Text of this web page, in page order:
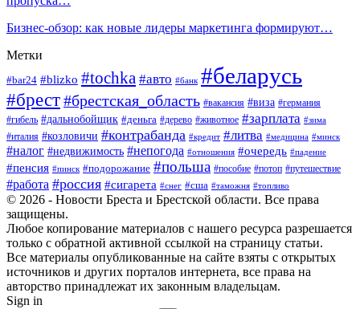
Бизнес-обзор: как новые лидеры маркетинга формируют…
Метки
#bar24 #blizko #tochka #авто #банк #беларусь
#брест#брестская_область #вакансия #виза #германия
#гибель #дальнобойщик #деньга #дерево #животное #зарплата #зима
#италия #козловичи #контрабанда #кредит #литва #медицина #минск
#налог #недвижимость #непогода #отношения #очередь #падение
#пенсия #пинск #подорожание #польша #пособие #потоп #путешествие
#работа #россия #сигарета #снег #сша #таможня #топливо
© 2026 - Новости Бреста и Брестской области. Все права
защищены.
Любое копирование материалов с нашего ресурса разрешается
только с обратной активной ссылкой на страницу статьи.
Все материалы опубликованные на сайте взяты с открытых
источников и других порталов интернета, все права на
авторство принадлежат их законным владельцам.
Sign in